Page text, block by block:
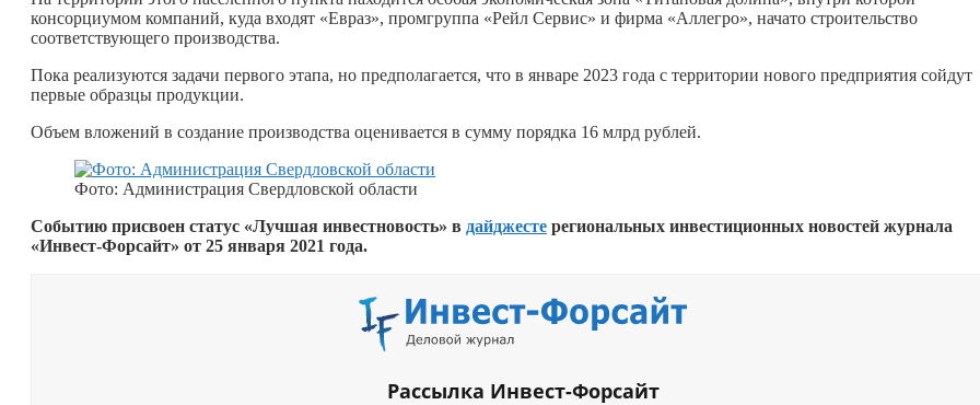
консорциумом компаний, куда входят «Евраз», промгруппа «Рейл Сервис» и фирма «Аллегро», начато строительство
соответствующего производства.
Пока реализуются задачи первого этапа, но предполагается, что в январе 2023 года с территории нового предприятия сойдут
первые образцы продукции.
Объем вложений в создание производства оценивается в сумму порядка 16 млрд рублей.
Фото: Администрация Свердловской области
Событию присвоен статус «Лучшая инвестновость» в дайджесте региональных инвестиционных новостей журнала
«Инвест-Форсайт» от 25 января 2021 года.
Рассылка Инвест-Форсайт